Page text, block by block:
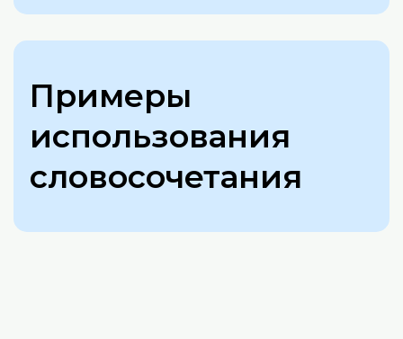
Примеры
использования
словосочетания